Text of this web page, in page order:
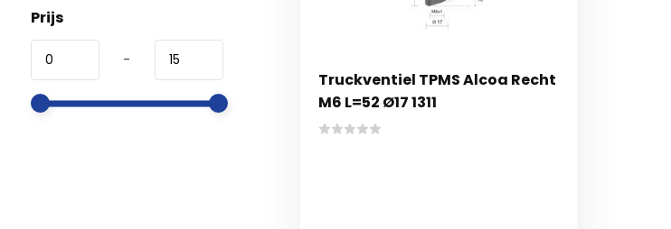
Prijs
-
Truckventiel TPMS Alcoa Recht
M6 L=52 Ø17 1311